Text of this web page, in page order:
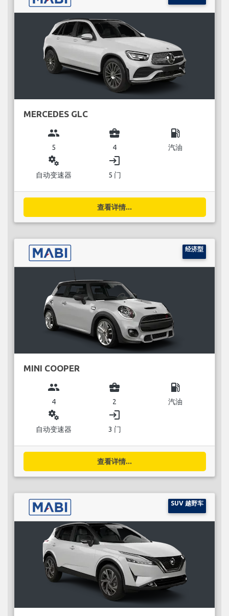
MERCEDES GLC
group
5
business_center
4
local_gas_station
汽油
miscellaneous_services
自动变速器
login
5 门
查看详情...
经济型
MINI COOPER
group
4
business_center
2
local_gas_station
汽油
miscellaneous_services
自动变速器
login
3 门
查看详情...
SUV 越野车